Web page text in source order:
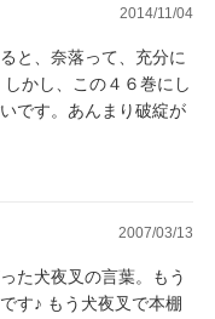
2014/11/04
と、奈落って、充分に
かし、この４６巻にし
です。あんまり破綻が
2007/03/13
た犬夜叉の言葉。もう
す♪ もう犬夜叉で本棚